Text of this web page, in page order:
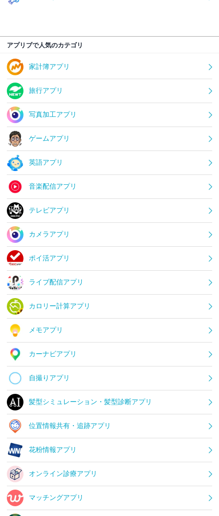
アプリブで人気のカテゴリ
家計簿アプリ
旅行アプリ
写真加工アプリ
ゲームアプリ
英語アプリ
音楽配信アプリ
テレビアプリ
カメラアプリ
ポイ活アプリ
ライブ配信アプリ
カロリー計算アプリ
メモアプリ
カーナビアプリ
自撮りアプリ
髪型シミュレーション・髪型診断アプリ
位置情報共有・追跡アプリ
花粉情報アプリ
オンライン診療アプリ
マッチングアプリ